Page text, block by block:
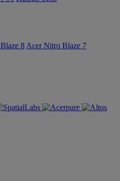
8 Acer Nitro Blaze 7